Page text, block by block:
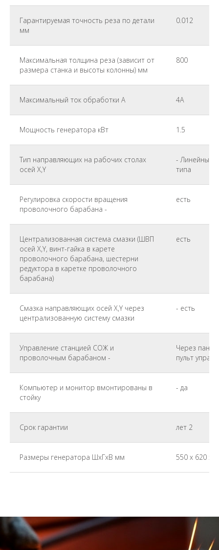
Гарантируемая точность реза по детали
мм
0.012
Максимальная толщина реза (зависит от
размера станка и высоты колонны) мм
800
Максимальный ток обработки А 4А
Мощность генератора кВт 1.5
Тип направляющих на рабочих столах
осей X,Y
- Линейные
типа
Регулировка скорости вращения
проволочного барабана -
есть
Централизованная система смазки (ШВП
осей X,Y, винт-гайка в карете
проволочного барабана, шестерни
редуктора в каретке проволочного
барабана)
есть
Смазка направляющих осей X,Y через
централизованную систему смазки
- есть
Управление станцией СОЖ и
проволочным барабаном -
Через
пульт
Компьютер и монитор вмонтированы в
стойку
- да
Срок гарантии лет 2
Размеры генератора ШхГхВ мм 550 х 620 х